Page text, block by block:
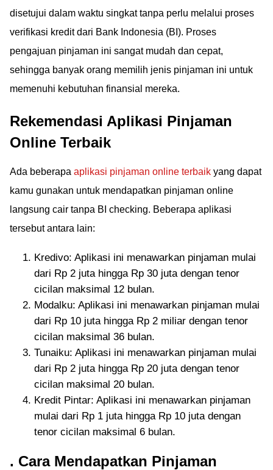
disetujui dalam waktu singkat tanpa perlu melalui proses
verifikasi kredit dari Bank Indonesia (BI). Proses
pengajuan pinjaman ini sangat mudah dan cepat,
sehingga banyak orang memilih jenis pinjaman ini untuk
memenuhi kebutuhan finansial mereka.
Rekemendasi Aplikasi Pinjaman
Online Terbaik
Ada beberapa aplikasi pinjaman online terbaik yang dapat
kamu gunakan untuk mendapatkan pinjaman online
langsung cair tanpa BI checking. Beberapa aplikasi
tersebut antara lain:
Kredivo: Aplikasi ini menawarkan pinjaman mulai
dari Rp 2 juta hingga Rp 30 juta dengan tenor
cicilan maksimal 12 bulan.
Modalku: Aplikasi ini menawarkan pinjaman mulai
dari Rp 10 juta hingga Rp 2 miliar dengan tenor
cicilan maksimal 36 bulan.
Tunaiku: Aplikasi ini menawarkan pinjaman mulai
dari Rp 2 juta hingga Rp 20 juta dengan tenor
cicilan maksimal 20 bulan.
Kredit Pintar: Aplikasi ini menawarkan pinjaman
mulai dari Rp 1 juta hingga Rp 10 juta dengan
tenor cicilan maksimal 6 bulan.
. Cara Mendapatkan Pinjaman